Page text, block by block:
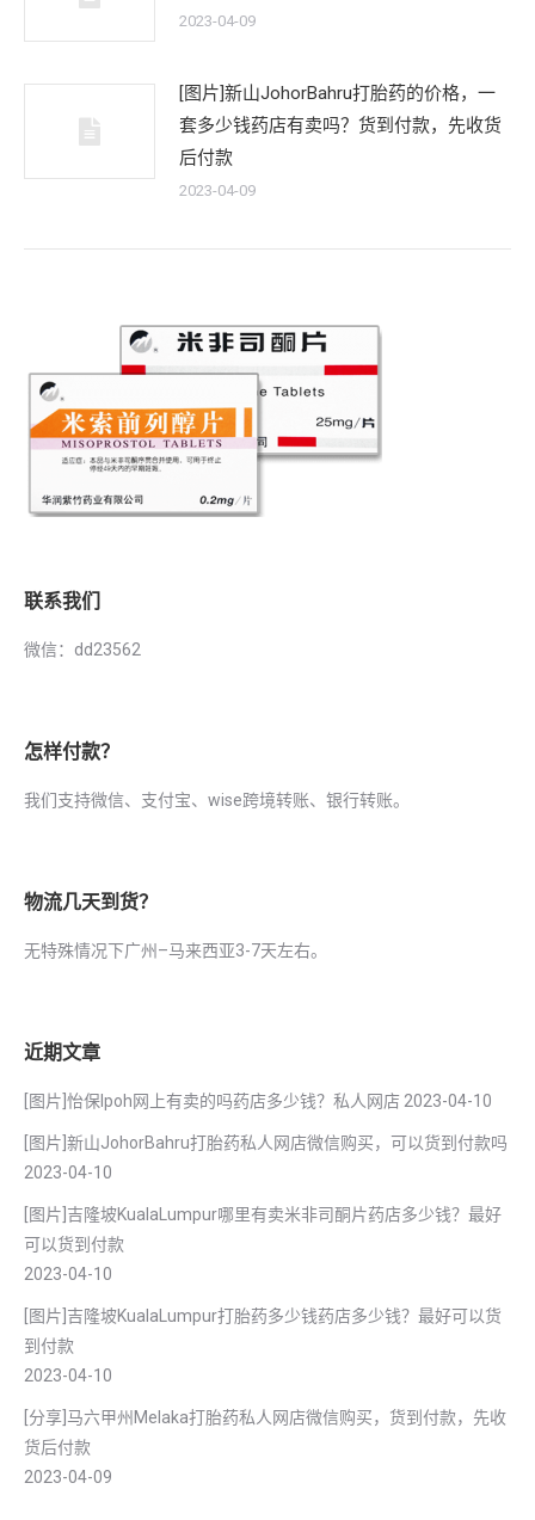
2023-04-09
[图片]新山JohorBahru打胎药的价格，一
套多少钱药店有卖吗？货到付款，先收货
后付款
2023-04-09
联系我们
微信：dd23562
怎样付款？
我们支持微信、支付宝、wise跨境转账、银行转账。
物流几天到货？
无特殊情况下广州–马来西亚3-7天左右。
近期文章
[图片]怡保lpoh网上有卖的吗药店多少钱？私人网店 2023-04-10
[图片]新山JohorBahru打胎药私人网店微信购买，可以货到付款吗
2023-04-10
[图片]吉隆坡KualaLumpur哪里有卖米非司酮片药店多少钱？最好
可以货到付款
2023-04-10
[图片]吉隆坡KualaLumpur打胎药多少钱药店多少钱？最好可以货
到付款
2023-04-10
[分享]马六甲州Melaka打胎药私人网店微信购买，货到付款，先收
货后付款
2023-04-09